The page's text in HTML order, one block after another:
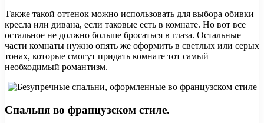
Также такой оттенок можно использовать для выбора обивки
кресла или дивана, если таковые есть в комнате. Но вот все
остальное не должно больше бросаться в глаза. Остальные
части комнаты нужно опять же оформить в светлых или серых
тонах, которые смогут придать комнате тот самый
необходимый романтизм.
Спальня во французском стиле.